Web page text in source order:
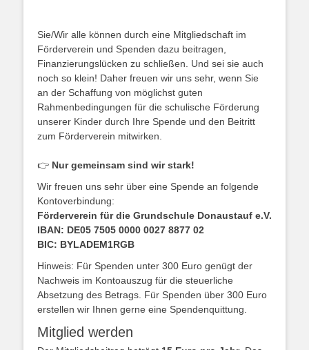
Sie/Wir alle können durch eine Mitgliedschaft im
Förderverein und Spenden dazu beitragen,
Finanzierungslücken zu schließen. Und sei sie auch
noch so klein! Daher freuen wir uns sehr, wenn Sie
an der Schaffung von möglichst guten
Rahmenbedingungen für die schulische Förderung
unserer Kinder durch Ihre Spende und den Beitritt
zum Förderverein mitwirken.
👉 Nur gemeinsam sind wir stark!
Wir freuen uns sehr über eine Spende an folgende
Kontoverbindung:
Förderverein für die Grundschule Donaustauf e.V.
IBAN: DE05 7505 0000 0027 8877 02
BIC: BYLADEM1RGB
Hinweis: Für Spenden unter 300 Euro genügt der
Nachweis im Kontoauszug für die steuerliche
Absetzung des Betrags. Für Spenden über 300 Euro
erstellen wir Ihnen gerne eine Spendenquittung.
Mitglied werden